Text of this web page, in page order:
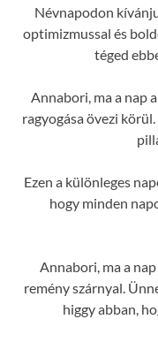
Névnapodon
optimizmussal és
téged
Annabori, ma a nap
ragyogása övezi
Ezen a különleges
hogy minden
Annabori, ma a
remény szárnyal.
higgy abban,